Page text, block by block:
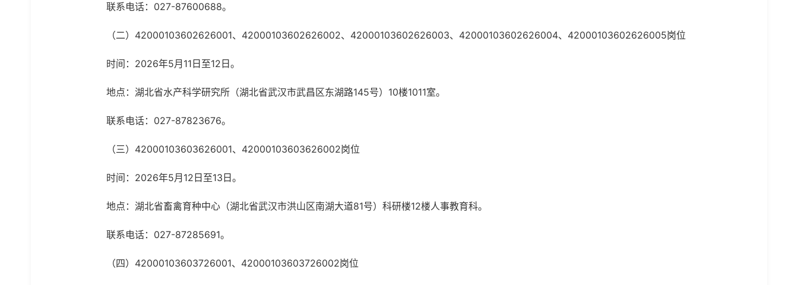
联系电话：027-87600688。
（二）42000103602626001、42000103602626002、42000103602626003、42000103602626004、42000103602626005岗位
时间：2026年5月11日至12日。
地点：湖北省水产科学研究所（湖北省武汉市武昌区东湖路145号）10楼1011室。
联系电话：027-87823676。
（三）42000103603626001、42000103603626002岗位
时间：2026年5月12日至13日。
地点：湖北省畜禽育种中心（湖北省武汉市洪山区南湖大道81号）科研楼12楼人事教育科。
联系电话：027-87285691。
（四）42000103603726001、42000103603726002岗位